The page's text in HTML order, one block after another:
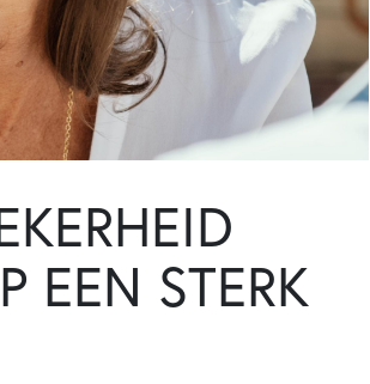
EEN STERK